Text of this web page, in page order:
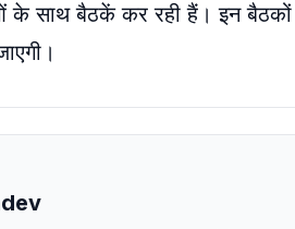
के साथ बैठकें कर रही हैं। इन